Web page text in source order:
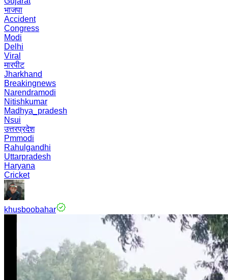
भाजपा
Accident
Congress
Modi
Delhi
Viral
मारपीट
Jharkhand
Breakingnews
Narendramodi
Nitishkumar
Madhya_pradesh
Nsui
उत्तरप्रदेश
Pmmodi
Rahulgandhi
Uttarpradesh
Haryana
Cricket
khusboobahar